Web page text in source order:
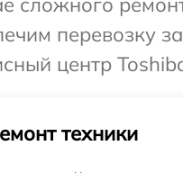
перевозку
центр
техники